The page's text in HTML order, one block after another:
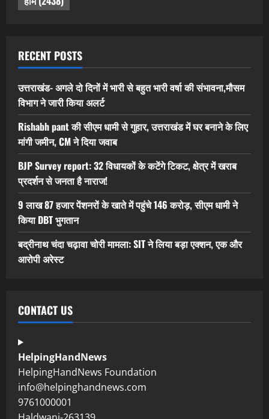
RECENT POSTS
उत्तराखंड- अगले दो दिनों में भारी से बहुत भारी वर्षा की संभावना,मौसम
विभाग ने जारी किया अलर्ट
Rishabh pant की सीएम धामी से गुहार, उत्तराखंड में घर बनाने के लिए
मांगी जमीन, CM ने दिया जवाब
BJP Survey report: 32 विधायकों के कटेंगे टिकट, क्षेत्र में खराब
प्रदर्शन से जनता है नाराज!
9 लाख 87 हजार पेंशनरों के खाते में पहुंचे 146 करोड़, सीएम धामी ने
किया DBT भुगतान
बद्रीनाथ चंदा चढ़ावा चोरी मामला: SIT ने लिया बड़ा एक्शन, एक और
आरोपी अरेस्ट
CONTACT US
HelpingHandNews
HelpingHandNews Foundation
info@helpinghandnews.com
9761000001